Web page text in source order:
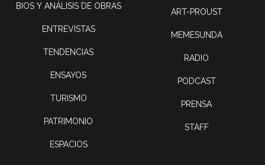
BIOS Y ANÁLISIS DE OBRAS
ENTREVISTAS
TENDENCIAS
ENSAYOS
TURISMO
PATRIMONIO
ESPACIOS
ART-PROUST
MEMESUNDA
RADIO
PODCAST
PRENSA
STAFF